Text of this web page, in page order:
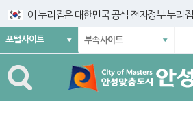
건너뛰기 메뉴
이 누리집은 대한민국 공식 전자정부 누리
포털사이트 부속사이트